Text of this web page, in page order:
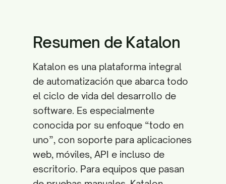
Resumen de Katalon
Katalon es una plataforma integral
de automatización que abarca todo
el ciclo de vida del desarrollo de
software. Es especialmente
conocida por su enfoque “todo en
uno”, con soporte para aplicaciones
web, móviles, API e incluso de
escritorio. Para equipos que pasan